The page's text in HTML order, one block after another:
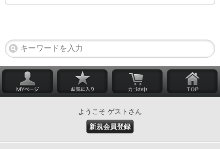
ようこそ ゲストさん
新規会員登録